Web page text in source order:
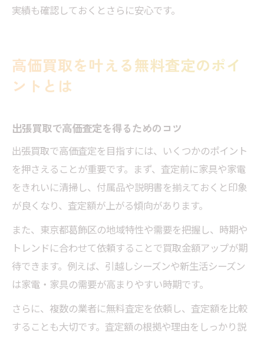
実績も確認しておくとさらに安心です。
高価買取を叶える無料査定のポイ
ントとは
出張買取で高価査定を得るためのコツ
出張買取で高価査定を目指すには、いくつかのポイント
を押さえることが重要です。まず、査定前に家具や家電
をきれいに清掃し、付属品や説明書を揃えておくと印象
が良くなり、査定額が上がる傾向があります。
また、東京都葛飾区の地域特性や需要を把握し、時期や
トレンドに合わせて依頼することで買取金額アップが期
待できます。例えば、引越しシーズンや新生活シーズン
は家電・家具の需要が高まりやすい時期です。
さらに、複数の業者に無料査定を依頼し、査定額を比較
することも大切です。査定額の根拠や理由をしっかり説